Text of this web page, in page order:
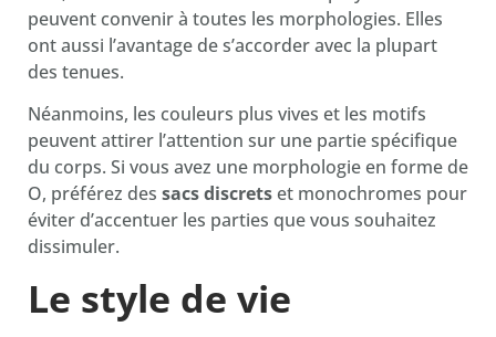
peuvent convenir à toutes les morphologies. Elles
ont aussi l’avantage de s’accorder avec la plupart
des tenues.
Néanmoins, les couleurs plus vives et les motifs
peuvent attirer l’attention sur une partie spécifique
du corps. Si vous avez une morphologie en forme de
O, préférez des sacs discrets et monochromes pour
éviter d’accentuer les parties que vous souhaitez
dissimuler.
Le style de vie